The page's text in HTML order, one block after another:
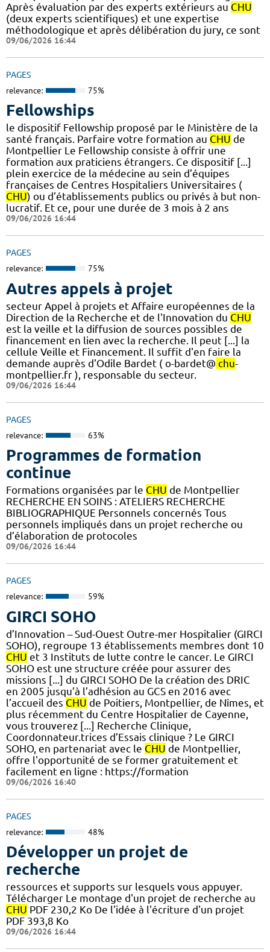
Après évaluation par des experts extérieurs au CHU
(deux experts scientifiques) et une expertise
méthodologique et après délibération du jury, ce sont
09/06/2026 16:44
PAGES
relevance: 75%
Fellowships
le dispositif Fellowship proposé par le Ministère de la
santé français. Parfaire votre formation au CHU de
Montpellier Le Fellowship consiste à offrir une
formation aux praticiens étrangers. Ce dispositif [...]
plein exercice de la médecine au sein d’équipes
françaises de Centres Hospitaliers Universitaires (
CHU) ou d’établissements publics ou privés à but non-
lucratif. Et ce, pour une durée de 3 mois à 2 ans
09/06/2026 16:44
PAGES
relevance: 75%
Autres appels à projet
secteur Appel à projets et Affaire européennes de la
Direction de la Recherche et de l'Innovation du CHU
est la veille et la diffusion de sources possibles de
financement en lien avec la recherche. Il peut [...] la
cellule Veille et Financement. Il suffit d'en faire la
demande auprès d'Odile Bardet ( o-bardet@ chu-
montpellier.fr ), responsable du secteur.
09/06/2026 16:44
PAGES
relevance: 63%
Programmes de formation
continue
Formations organisées par le CHU de Montpellier
RECHERCHE EN SOINS : ATELIERS RECHERCHE
BIBLIOGRAPHIQUE Personnels concernés Tous
personnels impliqués dans un projet recherche ou
d’élaboration de protocoles
09/06/2026 16:44
PAGES
relevance: 59%
GIRCI SOHO
d’Innovation – Sud-Ouest Outre-mer Hospitalier (GIRCI
SOHO), regroupe 13 établissements membres dont 10
CHU et 3 Instituts de lutte contre le cancer. Le GIRCI
SOHO est une structure créée pour assurer des
missions [...] du GIRCI SOHO De la création des DRIC
en 2005 jusqu’à l’adhésion au GCS en 2016 avec
l’accueil des CHU de Poitiers, Montpellier, de Nîmes, et
plus récemment du Centre Hospitalier de Cayenne,
vous trouverez [...] Recherche Clinique,
Coordonnateur.trices d’Essais clinique ? Le GIRCI
SOHO, en partenariat avec le CHU de Montpellier,
offre l'opportunité de se former gratuitement et
facilement en ligne : https://formation
09/06/2026 16:40
PAGES
relevance: 48%
Développer un projet de
recherche
ressources et supports sur lesquels vous appuyer.
Télécharger Le montage d'un projet de recherche au
CHU PDF 230,2 Ko De l'idée à l'écriture d'un projet
PDF 393,8 Ko
09/06/2026 16:44